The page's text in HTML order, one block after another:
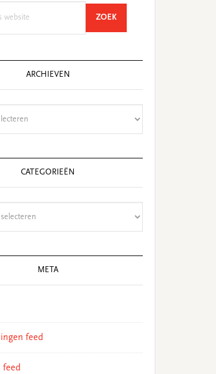
ZOEKSEARCH
ARCHIEVEN
CATEGORIEËN
META
feed
feed